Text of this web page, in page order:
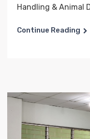
Handling & Animal
Continue Reading